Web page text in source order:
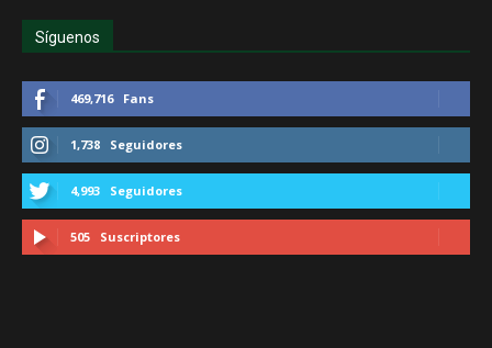
Síguenos
469,716 Fans
1,738 Seguidores
4,993 Seguidores
505 Suscriptores